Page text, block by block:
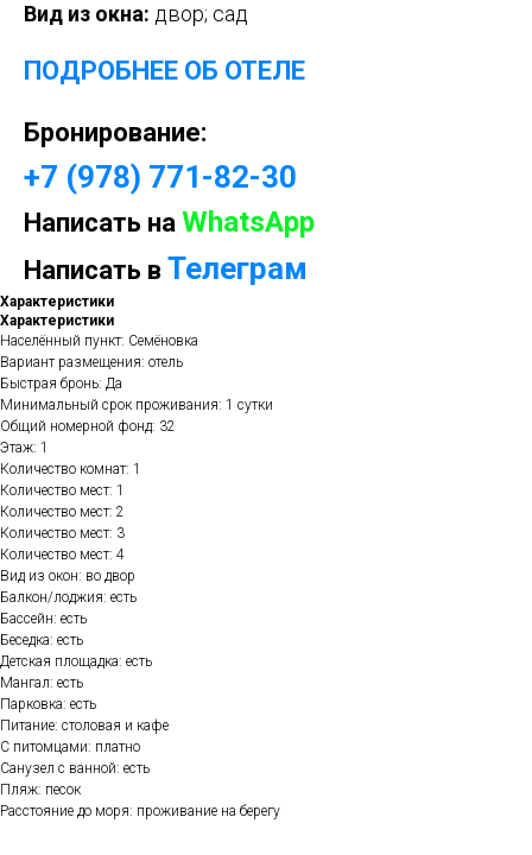
Вид из окна: двор; сад
ПОДРОБНЕЕ ОБ ОТЕЛЕ
Бронирование:
+7 (978) 771-82-30
Написать на WhatsApp
Написать в Телеграм
Характеристики
Характеристики
Населённый пункт: Семёновка
Вариант размещения: отель
Быстрая бронь: Да
Минимальный срок проживания: 1 сутки
Общий номерной фонд: 32
Этаж: 1
Количество комнат: 1
Количество мест: 1
Количество мест: 2
Количество мест: 3
Количество мест: 4
Вид из окон: во двор
Балкон/лоджия: есть
Бассейн: есть
Беседка: есть
Детская площадка: есть
Мангал: есть
Парковка: есть
Питание: столовая и кафе
С питомцами: платно
Санузел с ванной: есть
Пляж: песок
Расстояние до моря: проживание на берегу